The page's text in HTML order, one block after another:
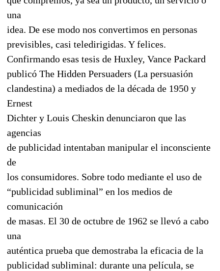
una
idea. De ese modo nos convertimos en personas
previsibles, casi teledirigidas. Y felices.
Confirmando esas tesis de Huxley, Vance Packard
publicó The Hidden Persuaders (La persuasión
clandestina) a mediados de la década de 1950 y
Ernest
Dichter y Louis Cheskin denunciaron que las
agencias
de publicidad intentaban manipular el inconsciente
de
los consumidores. Sobre todo mediante el uso de
“publicidad subliminal” en los medios de
comunicación
de masas. El 30 de octubre de 1962 se llevó a cabo
una
auténtica prueba que demostraba la eficacia de la
publicidad subliminal: durante una película, se